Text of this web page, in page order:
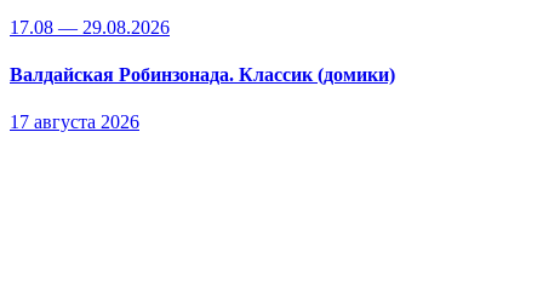
17.08 — 29.08.2026
Валдайская Робинзонада. Классик (домики)
17 августа 2026